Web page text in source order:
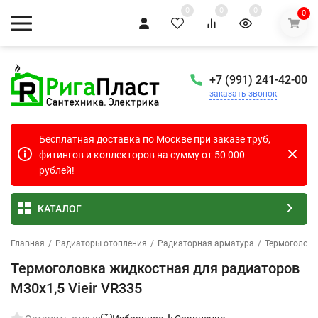
0 0 0 0
+7 (991) 241-42-00
заказать звонок
Бесплатная доставка по Москве при заказе труб,
фитингов и коллекторов на сумму от 50 000
рублей!
КАТАЛОГ
Главная / Радиаторы отопления / Радиаторная арматура /
Термоголовка жидкостная для радиаторов
M30x1,5 Vieir VR335